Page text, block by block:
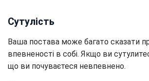
Сутулість
Ваша постава може багато сказати
впевненості в собі. Якщо ви
що ви почуваєтеся невпевнено.